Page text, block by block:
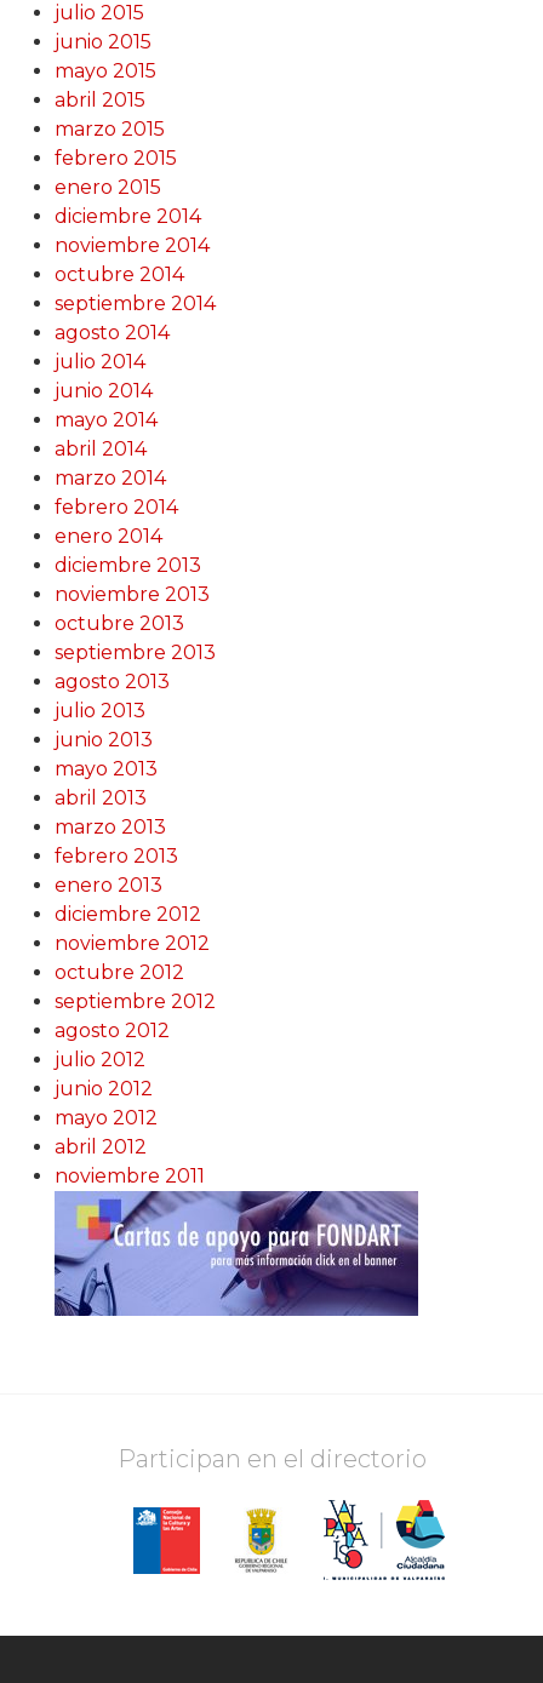
julio 2015
junio 2015
mayo 2015
abril 2015
marzo 2015
febrero 2015
enero 2015
diciembre 2014
noviembre 2014
octubre 2014
septiembre 2014
agosto 2014
julio 2014
junio 2014
mayo 2014
abril 2014
marzo 2014
febrero 2014
enero 2014
diciembre 2013
noviembre 2013
octubre 2013
septiembre 2013
agosto 2013
julio 2013
junio 2013
mayo 2013
abril 2013
marzo 2013
febrero 2013
enero 2013
diciembre 2012
noviembre 2012
octubre 2012
septiembre 2012
agosto 2012
julio 2012
junio 2012
mayo 2012
abril 2012
noviembre 2011
Participan en el directorio